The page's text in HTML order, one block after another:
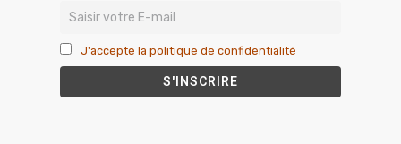
J'accepte la politique de confidentialité